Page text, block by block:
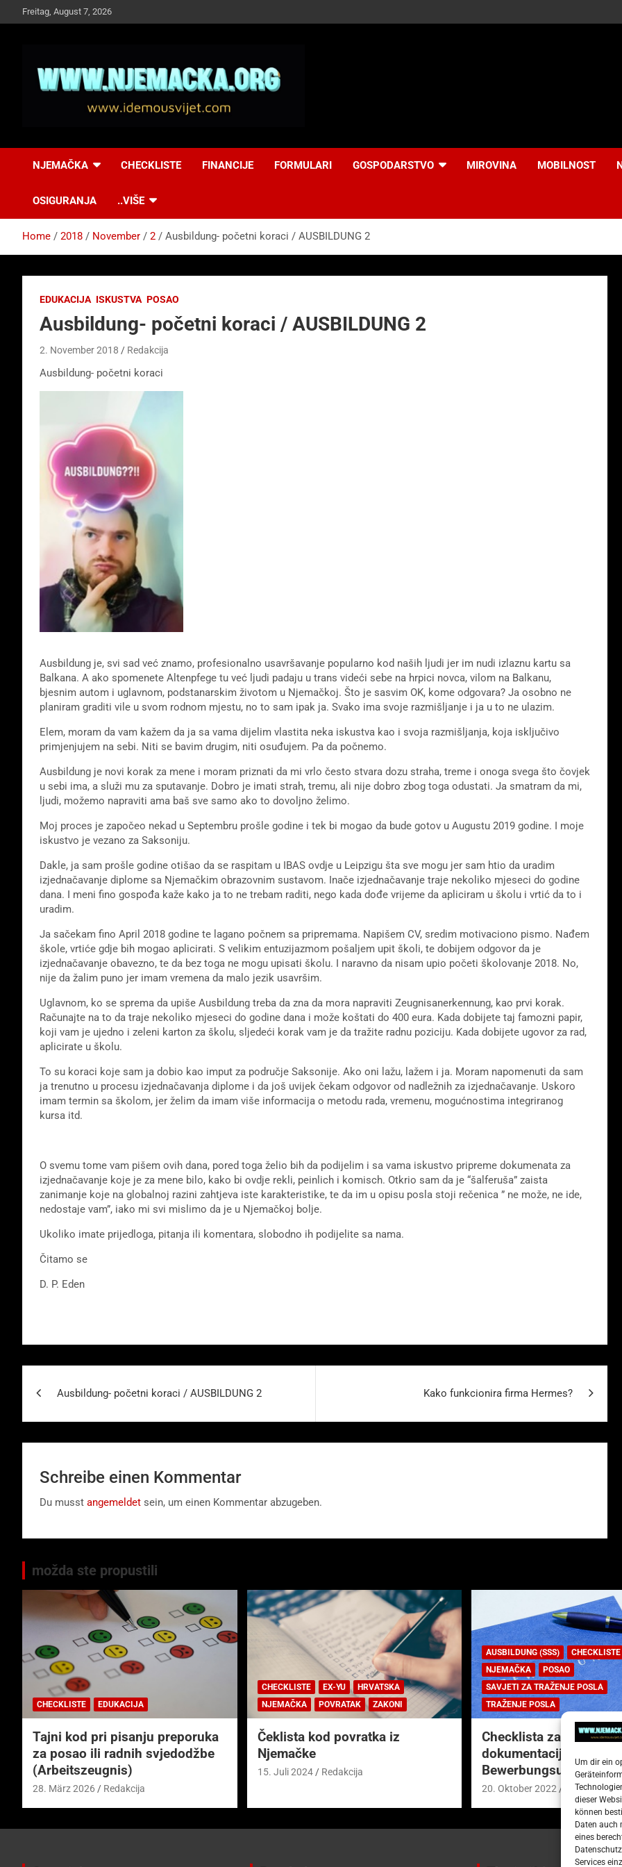
Um dir ein
dieser
können
Daten auch
eines
Services
to
Freitag, August 7, 2026
Idemo u Svijet-
NJEMAČKA CHECKLISTE FINANCIJE FORMULARI GOSPODARSTVO MIROVINA MOBILNOST
OSIGURANJA ..VIŠE
Home 2018 November 2 Ausbildung- početni koraci / AUSBILDUNG 2
EDUKACIJA ISKUSTVA POSAO
Ausbildung- početni koraci / AUSBILDUNG 2
2. November 2018 Redakcija
Ausbildung- početni koraci
Ausbildung je, svi sad već znamo, profesionalno usavršavanje popularno kod naših ljudi jer im nudi izlaznu kartu sa
Balkana. A ako spomenete Altenpfege tu već ljudi padaju u trans videći sebe na hrpici novca, vilom na Balkanu,
bjesnim autom i uglavnom, podstanarskim životom u Njemačkoj. Što je sasvim OK, kome odgovara? Ja osobno ne
planiram graditi vile u svom rodnom mjestu, no to sam ipak ja. Svako ima svoje razmišljanje i ja u to ne ulazim.
Elem, moram da vam kažem da ja sa vama dijelim vlastita neka iskustva kao i svoja razmišljanja, koja isključivo
primjenjujem na sebi. Niti se bavim drugim, niti osuđujem. Pa da počnemo.
Ausbildung je novi korak za mene i moram priznati da mi vrlo često stvara dozu straha, treme i onoga svega što čovjek
u sebi ima, a služi mu za sputavanje. Dobro je imati strah, tremu, ali nije dobro zbog toga odustati. Ja smatram da mi,
ljudi, možemo napraviti ama baš sve samo ako to dovoljno želimo.
Moj proces je započeo nekad u Septembru prošle godine i tek bi mogao da bude gotov u Augustu 2019 godine. I moje
iskustvo je vezano za Saksoniju.
Dakle, ja sam prošle godine otišao da se raspitam u IBAS ovdje u Leipzigu šta sve mogu jer sam htio da uradim
izjednačavanje diplome sa Njemačkim obrazovnim sustavom. Inače izjednačavanje traje nekoliko mjeseci do godine
dana. I meni fino gospođa kaže kako ja to ne trebam raditi, nego kada dođe vrijeme da apliciram u školu i vrtić da to i
uradim.
Ja sačekam fino April 2018 godine te lagano počnem sa pripremama. Napišem CV, sredim motivaciono pismo. Nađem
škole, vrtiće gdje bih mogao aplicirati. S velikim entuzijazmom pošaljem upit školi, te dobijem odgovor da je
izjednačavanje obavezno, te da bez toga ne mogu upisati školu. I naravno da nisam upio početi školovanje 2018. No,
nije da žalim puno jer imam vremena da malo jezik usavršim.
Uglavnom, ko se sprema da upiše Ausbildung treba da zna da mora napraviti Zeugnisanerkennung, kao prvi korak.
Računajte na to da traje nekoliko mjeseci do godine dana i može koštati do 400 eura. Kada dobijete taj famozni papir,
koji vam je ujedno i zeleni karton za školu, sljedeći korak vam je da tražite radnu poziciju. Kada dobijete ugovor za rad,
aplicirate u školu.
To su koraci koje sam ja dobio kao imput za područje Saksonije. Ako oni lažu, lažem i ja. Moram napomenuti da sam
ja trenutno u procesu izjednačavanja diplome i da još uvijek čekam odgovor od nadležnih za izjednačavanje. Uskoro
imam termin sa školom, jer želim da imam više informacija o metodu rada, vremenu, mogućnostima integriranog
kursa itd.
O svemu tome vam pišem ovih dana, pored toga želio bih da podijelim i sa vama iskustvo pripreme dokumenata za
izjednačavanje koje je za mene bilo, kako bi ovdje rekli, peinlich i komisch. Otkrio sam da je “šalferuša” zaista
zanimanje koje na globalnoj razini zahtjeva iste karakteristike, te da im u opisu posla stoji rečenica ” ne može, ne ide,
nedostaje vam”, iako mi svi mislimo da je u Njemačkoj bolje.
Ukoliko imate prijedloga, pitanja ili komentara, slobodno ih podijelite sa nama.
Čitamo se
D. P. Eden
Ausbildung- početni koraci / AUSBILDUNG 2 Kako funkcionira firma Hermes?
Schreibe einen Kommentar
Du musst angemeldet sein, um einen Kommentar abzugeben.
možda ste propustili
CHECKLISTE EDUKACIJA
Tajni kod pri pisanju preporuka
za posao ili radnih svjedodžbe
(Arbeitszeugnis)
28. März 2026 Redakcija
CHECKLISTE EX-YU
HRVATSKA
NJEMAČKA
POVRATAK ZAKONI
Čeklista kod povratka iz
Njemačke
15. Juli 2024 Redakcija
AUSBILDUNG (SSS)
CHECKLISTE
NJEMAČKA
POSAO
SAVJETI ZA TRAŽENJE POSLA
TRAŽENJE POSLA
Checklista za prijavnu
dokumentaciju (njem.
20. Oktober 2022 Redakcija